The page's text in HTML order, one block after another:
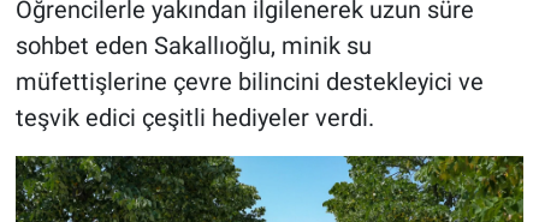
Öğrencilerle yakından ilgilenerek uzun süre
sohbet eden Sakallıoğlu, minik su
müfettişlerine çevre bilincini destekleyici ve
teşvik edici çeşitli hediyeler verdi.